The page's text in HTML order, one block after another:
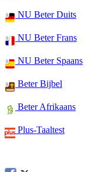
NU Beter Duits
NU Beter Frans
NU Beter Spaans
Beter Bijbel
Beter Afrikaans
Plus-Taaltest